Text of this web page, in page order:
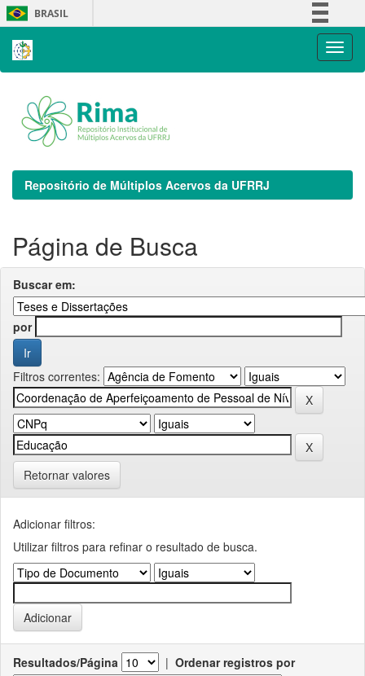
Skip
navigation
BRASIL
Repositório de Múltiplos Acervos da UFRRJ
Página de Busca
Buscar em:
por
Filtros correntes:
Retornar valores
Adicionar filtros:
Utilizar filtros para refinar o resultado de busca.
Resultados/Página | Ordenar registros por